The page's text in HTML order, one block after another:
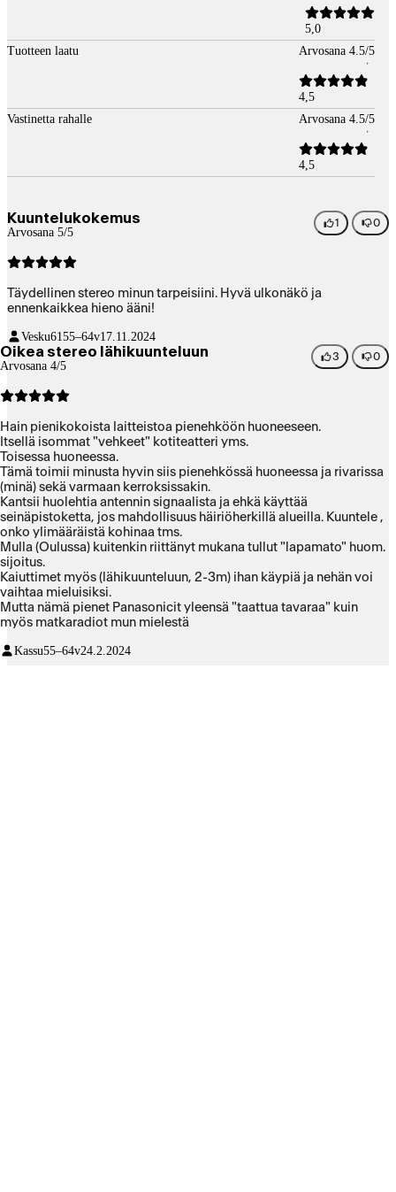
5,0
Tuotteen laatu
Arvosana 4.5/5
4,5
Vastinetta rahalle
Arvosana 4.5/5
4,5
Kuuntelukokemus
Arvosana 5/5
1 0
Täydellinen stereo minun tarpeisiini. Hyvä ulkonäkö ja
ennenkaikkea hieno ääni!
Vesku6155–64v17.11.2024
Oikea stereo lähikuunteluun
Arvosana 4/5
3 0
Hain pienikokoista laitteistoa pienehköön huoneeseen.
Itsellä isommat "vehkeet" kotiteatteri yms.
Toisessa huoneessa.
Tämä toimii minusta hyvin siis pienehkössä huoneessa ja rivarissa
(minä) sekä varmaan kerroksissakin.
Kantsii huolehtia antennin signaalista ja ehkä käyttää
seinäpistoketta, jos mahdollisuus häiriöherkillä alueilla. Kuuntele ,
onko ylimääräistä kohinaa tms.
Mulla (Oulussa) kuitenkin riittänyt mukana tullut "lapamato" huom.
sijoitus.
Kaiuttimet myös (lähikuunteluun, 2-3m) ihan käypiä ja nehän voi
vaihtaa mieluisiksi.
Mutta nämä pienet Panasonicit yleensä "taattua tavaraa" kuin
myös matkaradiot mun mielestä
Kassu55–64v24.2.2024